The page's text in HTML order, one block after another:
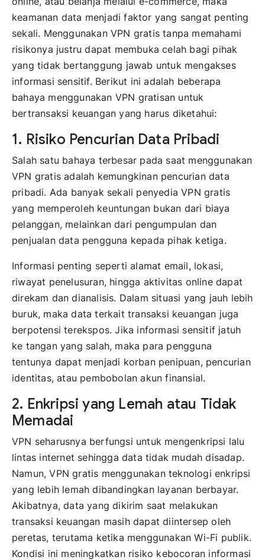
keamanan data menjadi faktor yang sangat penting
sekali. Menggunakan VPN gratis tanpa memahami
risikonya justru dapat membuka celah bagi pihak
yang tidak bertanggung jawab untuk mengakses
informasi sensitif. Berikut ini adalah beberapa
bahaya menggunakan VPN gratisan untuk
bertransaksi keuangan yang harus diketahui:
1. Risiko Pencurian Data Pribadi
Salah satu bahaya terbesar pada saat menggunakan
VPN gratis adalah kemungkinan pencurian data
pribadi. Ada banyak sekali penyedia VPN gratis
yang memperoleh keuntungan bukan dari biaya
pelanggan, melainkan dari pengumpulan dan
penjualan data pengguna kepada pihak ketiga.
Informasi penting seperti alamat email, lokasi,
riwayat penelusuran, hingga aktivitas online dapat
direkam dan dianalisis. Dalam situasi yang jauh lebih
buruk, maka data terkait transaksi keuangan juga
berpotensi terekspos. Jika informasi sensitif jatuh
ke tangan yang salah, maka para pengguna
tentunya dapat menjadi korban penipuan, pencurian
identitas, atau pembobolan akun finansial.
2. Enkripsi yang Lemah atau Tidak
Memadai
VPN seharusnya berfungsi untuk mengenkripsi lalu
lintas internet sehingga data tidak mudah disadap.
Namun, VPN gratis menggunakan teknologi enkripsi
yang lebih lemah dibandingkan layanan berbayar.
Akibatnya, data yang dikirim saat melakukan
transaksi keuangan masih dapat diintersep oleh
peretas, terutama ketika menggunakan Wi-Fi publik.
Kondisi ini meningkatkan risiko kebocoran informasi